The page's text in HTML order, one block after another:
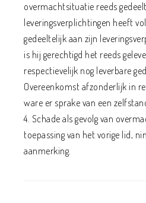
overmachtsituatie reeds
leveringsverplichtingen heeft
gedeeltelijk aan zijn
is hij gerechtigd het reeds
respectievelijk nog leverbare
Overeenkomst afzonderlijk in
ware er sprake van een
4. Schade als gevolg van
toepassing van het vorige lid,
aanmerking.